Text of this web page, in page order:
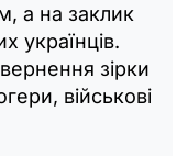
а на заклик
українців.
зірки
військові